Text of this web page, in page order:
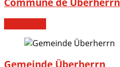
Gemeinde Überherrn